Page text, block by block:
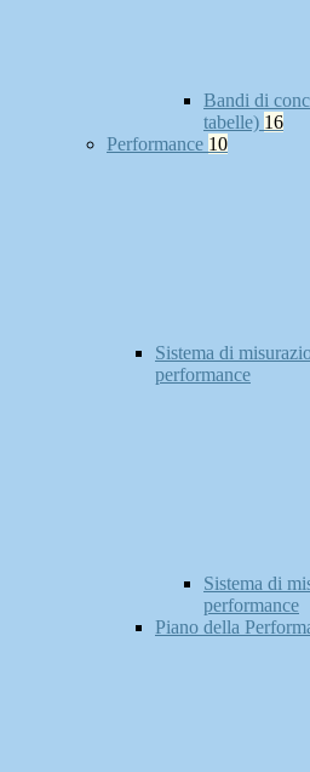
Bandi di
tabelle) 16
Performance 10
Sistema di
performance
Sistema di
performance
Piano della